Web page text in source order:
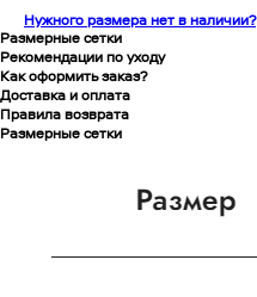
Нужного размера нет в наличии?
Размерные сетки
Рекомендации по уходу
Как оформить заказ?
Доставка и оплата
Правила возврата
Размерные сетки